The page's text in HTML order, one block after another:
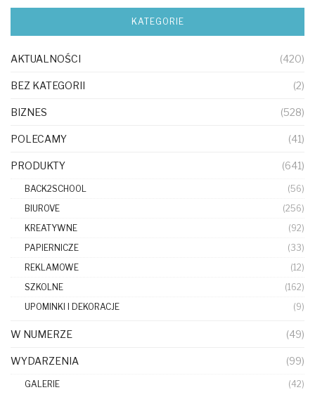
KATEGORIE
AKTUALNOŚCI (420)
BEZ KATEGORII (2)
BIZNES (528)
POLECAMY (41)
PRODUKTY (641)
BACK2SCHOOL
(56)
BIUROVE
(256)
KREATYWNE
(92)
PAPIERNICZE
(33)
REKLAMOWE
(12)
SZKOLNE
(162)
UPOMINKI I DEKORACJE
(9)
W NUMERZE (49)
WYDARZENIA (99)
GALERIE (42)